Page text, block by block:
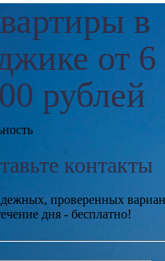
в
от 6
рублей
контакты
проверенных
дня - бесплатно!